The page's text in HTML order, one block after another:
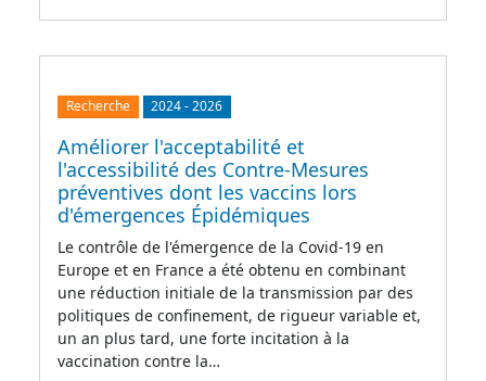
Recherche 2024-2026
Améliorer l'acceptabilité et
l'accessibilité des Contre-Mesures
préventives dont les vaccins lors
d'émergences Épidémiques
Le contrôle de l'émergence de la Covid-19 en
Europe et en France a été obtenu en combinant
une réduction initiale de la transmission par des
politiques de confinement, de rigueur variable et,
un an plus tard, une forte incitation à la
vaccination contre la…